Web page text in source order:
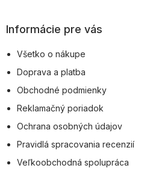
pInformácie pre vás
Všetko o nákupe
Doprava a platba
Obchodné podmienky
Reklamačný poriadok
Ochrana osobných údajov
Pravidlá spracovania recenzií
Veľkoobchodná spolupráca